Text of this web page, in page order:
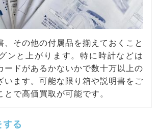
、その他の付属品を揃えておくこと
ンと上がります。特に時計などは
ードがあるかないかで数十万以上の
います。可能な限り箱や説明書をご
とで高価買取が可能です。
する